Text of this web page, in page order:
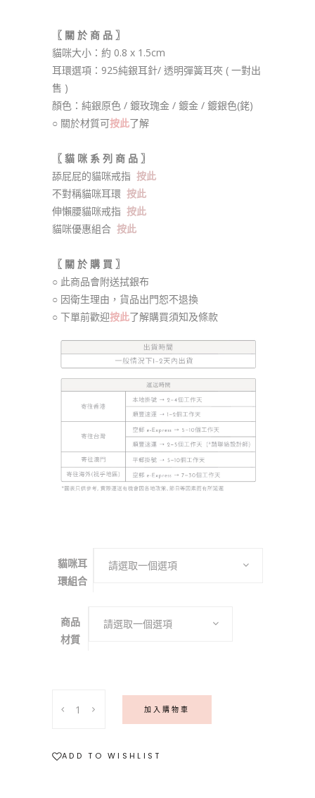
〖 關 於 商 品 〗
貓咪大小：約 0.8 x 1.5cm
耳環選項：925純銀耳針/ 透明彈簧耳夾 ( 一對出
售 )
顏色：純銀原色 / 鍍玫瑰金 / 鍍金 / 鍍銀色(銠)
○ 關於材質可按此了解
〖 貓 咪 系 列 商 品 〗
舔屁屁的貓咪戒指 按此
不對稱貓咪耳環 按此
伸懶腰貓咪戒指 按此
貓咪優惠組合 按此
〖 關 於 購 買 〗
○ 此商品會附送拭銀布
○ 因衛生理由，貨品出門恕不退換
○ 下單前歡迎按此了解購買須知及條款
貓咪耳
環組合
請選取一個選項
商品
材質
請選取一個選項
抱
貓
加入購物車
ADD TO WISHLIST